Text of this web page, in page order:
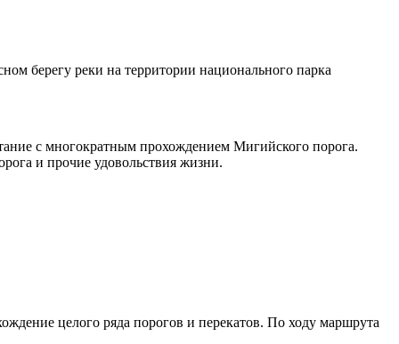
берегу реки на территории национального парка
с многократным прохождением Мигийского порога.
и прочие удовольствия жизни.
целого ряда порогов и перекатов. По ходу маршрута